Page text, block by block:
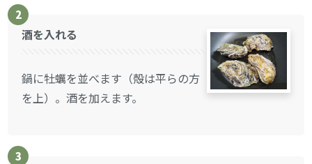
2
酒を入れる
鍋に牡蠣を並べます（殻は平らの方
を上）。酒を加えます。
3